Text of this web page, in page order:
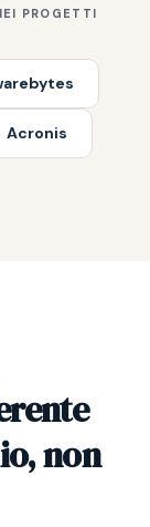
PROGETTI
Acronis
non